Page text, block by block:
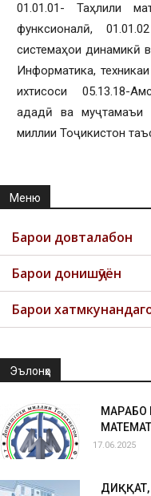
01.01.01- Таҳлили
функсионалӣ,
системаҳои динамикӣ
Информатика,
ихтисоси 05.13.18-
ададӣ ва муҷтамаъи
миллии Тоҷикистон
Меню
Барои довталабон
Барои донишҷӯён
Барои
Эълонҳо
17.06.2025